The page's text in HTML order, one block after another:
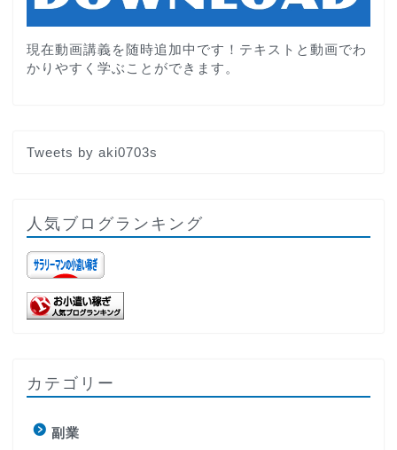
現在動画講義を随時追加中です！テキストと動画でわ
かりやすく学ぶことができます。
Tweets by aki0703s
人気ブログランキング
カテゴリー
副業